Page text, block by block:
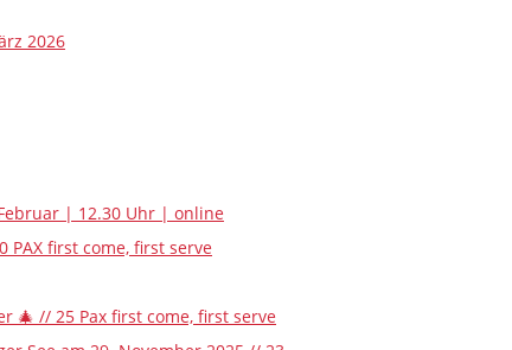
2026
| 12.30 Uhr | online
PAX first come, first serve
🎄 // 25 Pax first come, first serve